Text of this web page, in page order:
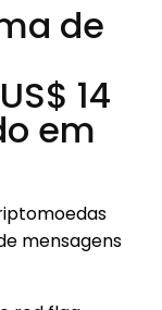
de
14
em
mensagens